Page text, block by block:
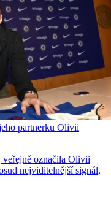
partnerku Olivii
veřejně označila Olivii
nejviditelnější signál,